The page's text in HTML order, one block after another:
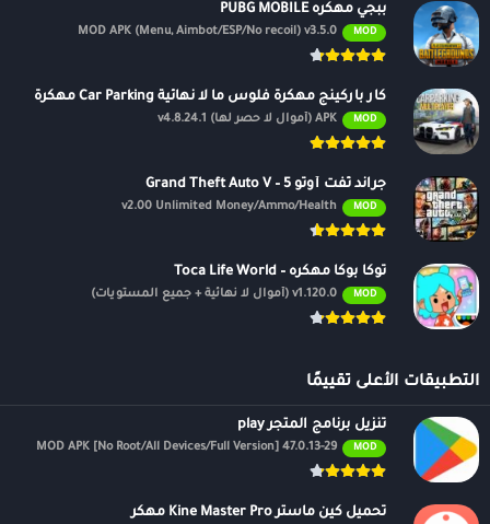
ببجي مهكره PUBG MOBILE
MOD
MOD APK (Menu, Aimbot/ESP/No recoil) v3.5.0
كار باركينج مهكرة فلوس ما لا نهائية Car Parking مهكرة
MOD APK (أموال لا حصر لها) v4.8.24.1
جراند ثفت أوتو 5 – Grand Theft Auto V
MOD
v2.00 Unlimited Money/Ammo/Health
توكا بوكا مهكره – Toca Life World
MOD v1.120.0 (أموال لا نهائية + جميع المستويات)
التطبيقات الأعلى تقييمًا
تنزيل برنامج المتجر play
MOD
47.0.13-29 MOD APK [No Root/All Devices/Full Version]
تحميل كين ماستر Kine Master Pro مهكر